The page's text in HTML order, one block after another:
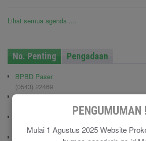
PENGUMUMAN
Mulai 1 Agustus 2025 Website
Lihat semua agenda ....
No. Penting Pengadaan
BPBD Paser
(0543) 22469
Kodim 0904/TNG
Pemadam Kebakaran
(0543) 21113
Polisi Pamong Praja (Satpol PP)